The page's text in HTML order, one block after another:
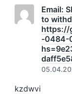
Email:
to
https://
-0484-
kzdwvi